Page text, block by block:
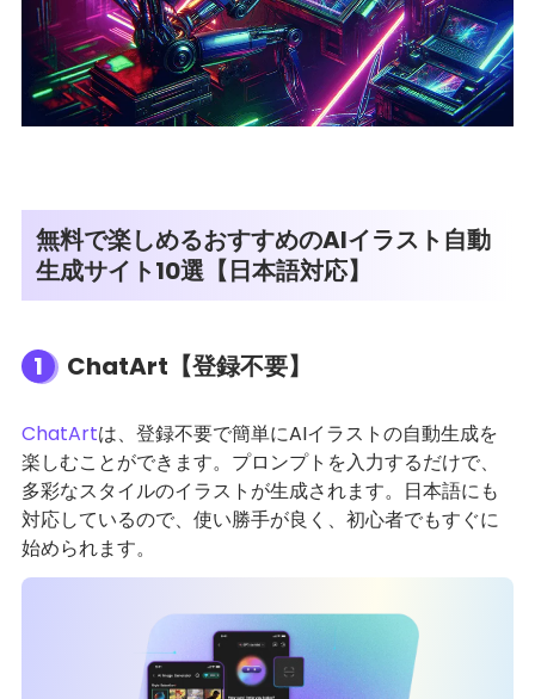
無料で楽しめるおすすめのAIイラスト自動
生成サイト10選【日本語対応】
1 ChatArt【登録不要】
ChatArtは、登録不要で簡単にAIイラストの自動生成を
楽しむことができます。プロンプトを入力するだけで、
多彩なスタイルのイラストが生成されます。日本語にも
対応しているので、使い勝手が良く、初心者でもすぐに
始められます。